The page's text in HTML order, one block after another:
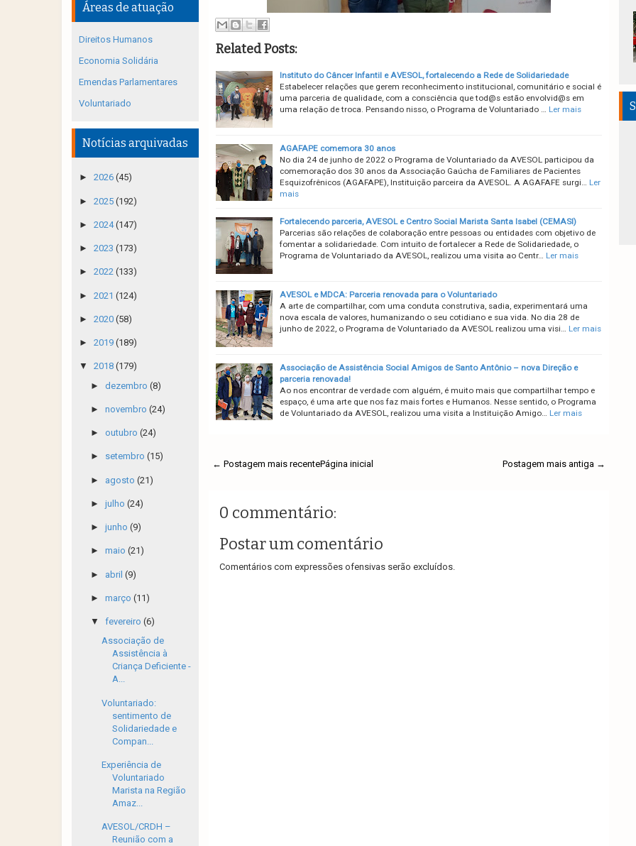
Related Posts:
Instituto do Câncer Infantil e AVESOL, fortalecendo a Rede de Solidariedade
Estabelecer relações que gerem reconhecimento institucional, comunitário e social é
uma parceria de qualidade, com a consciência que tod@s estão envolvid@s em
uma relação de troca. Pensando nisso, o Programa de Voluntariado …
Ler mais
AGAFAPE comemora 30 anos
No dia 24 de junho de 2022 o Programa de Voluntariado da AVESOL participou da
comemoração dos 30 anos da Associação Gaúcha de Familiares de Pacientes
Esquizofrênicos (AGAFAPE), Instituição parceira da AVESOL. A AGAFAFE surgi…
Ler
mais
Fortalecendo parceria, AVESOL e Centro Social Marista Santa Isabel (CEMASI)
Parcerias são relações de colaboração entre pessoas ou entidades com objetivo de
fomentar a solidariedade. Com intuito de fortalecer a Rede de Solidariedade, o
Programa de Voluntariado da AVESOL, realizou uma visita ao Centr…
Ler mais
AVESOL e MDCA: Parceria renovada para o Voluntariado
A arte de compartilhar, com uma conduta construtiva, sadia, experimentará uma
nova escala de valores, humanizando o seu cotidiano e sua vida. No dia 28 de
junho de 2022, o Programa de Voluntariado da AVESOL realizou uma visi…
Ler mais
Associação de Assistência Social Amigos de Santo Antônio – nova Direção e
parceria renovada!
Ao nos encontrar de verdade com alguém, é muito mais que compartilhar tempo e
espaço, é uma arte que nos faz mais fortes e Humanos. Nesse sentido, o Programa
de Voluntariado da AVESOL, realizou uma visita a Instituição Amigo…
Ler mais
← Postagem mais recente Postagem mais antiga →
Página inicial
0 commentário:
Postar um comentário
Comentários com expressões ofensivas serão excluídos.
Áreas de atuação
Direitos Humanos
Economia Solidária
Emendas Parlamentares
Voluntariado
Notícias arquivadas
► 2026 (45)
► 2025 (192)
► 2024(147)
► 2023 (173)
► 2022 (133)
► 2021 (124)
► 2020 (58)
► 2019 (189)
▼ 2018 (179)
► dezembro (8)
► novembro (24)
► outubro (24)
► setembro (15)
► agosto (21)
► julho (24)
► junho (9)
► maio (21)
► abril (9)
► março (11)
▼ fevereiro (6)
Associação de
Assistência à
Criança Deficiente -
A...
Voluntariado:
sentimento de
Solidariedade e
Compan...
Experiência de
Voluntariado
Marista na Região
Amaz...
AVESOL/CRDH –
Reunião com a